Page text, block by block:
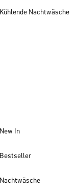
Kühlende Nachtwäsche
New In
Bestseller
Nachtwäsche